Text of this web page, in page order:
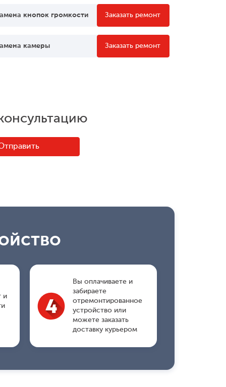
кнопок громкости Заказать ремонт
камеры Заказать ремонт
и
Вы оплачиваете и
забираете
отремонтированное
устройство или
можете заказать
доставку курьером